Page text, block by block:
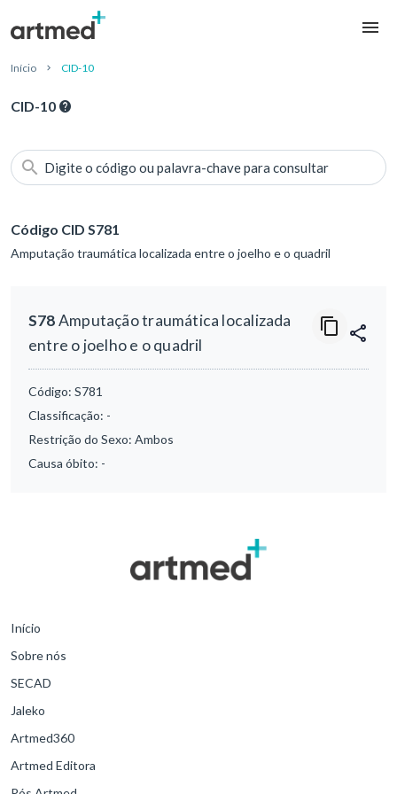
Início CID-10
CID-10
Digite o código ou palavra-chave para consultar
Código CID S781
Amputação traumática localizada entre o joelho e o quadril
S78Amputação traumática localizada
entre o joelho e o quadril
Código: S781
Classificação: -
Restrição do Sexo: Ambos
Causa óbito: -
Início
Sobre nós
SECAD
Jaleko
Artmed360
Artmed Editora